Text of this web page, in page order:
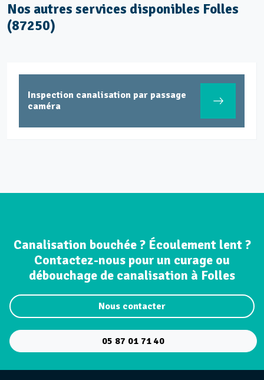
Nos autres services disponibles Folles
(87250)
Inspection canalisation par passage
caméra
Canalisation bouchée ? Écoulement lent ?
Contactez-nous pour un curage ou
débouchage de canalisation à Folles
Nous contacter
05 87 01 71 40